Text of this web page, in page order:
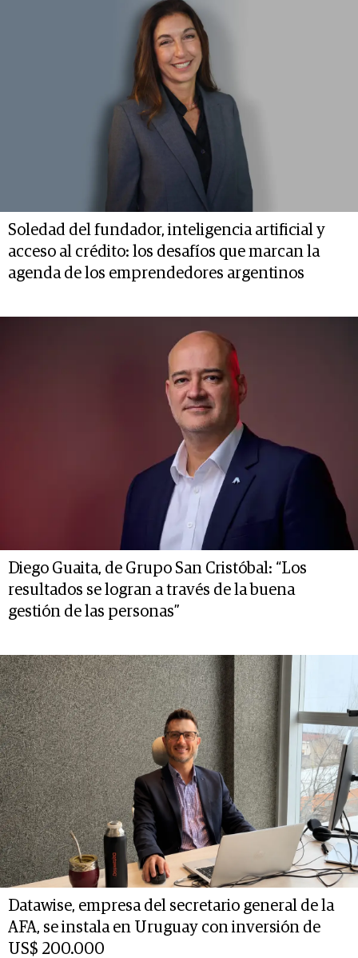
Soledad del fundador, inteligencia artificial y
acceso al crédito: los desafíos que marcan la
agenda de los emprendedores argentinos
Diego Guaita, de Grupo San Cristóbal: “Los
resultados se logran a través de la buena
gestión de las personas”
Datawise, empresa del secretario general de la
AFA, se instala en Uruguay con inversión de
US$ 200.000